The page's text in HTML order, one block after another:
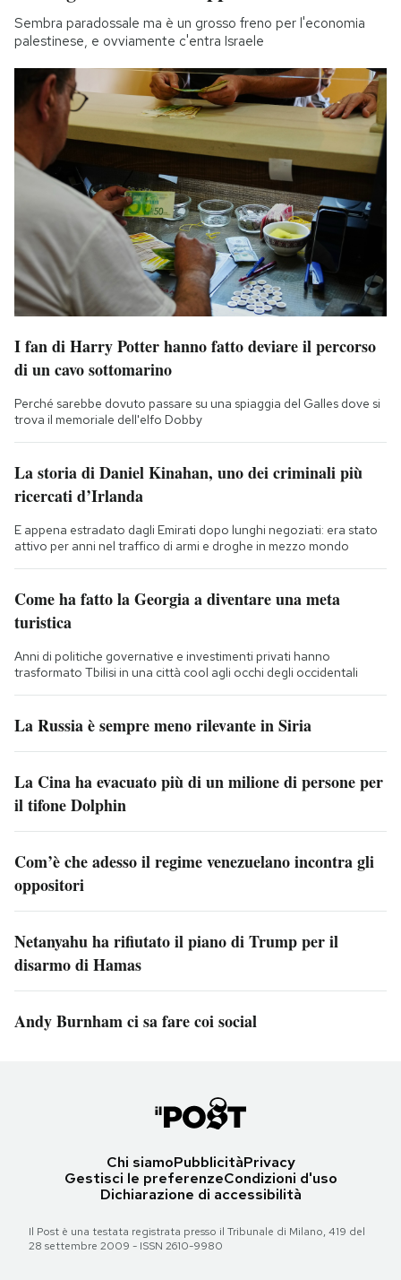
Sembra paradossale ma è un grosso freno per l'economia
palestinese, e ovviamente c'entra Israele
I fan di Harry Potter hanno fatto deviare il percorso
di un cavo sottomarino
Perché sarebbe dovuto passare su una spiaggia del Galles dove si
trova il memoriale dell'elfo Dobby
La storia di Daniel Kinahan, uno dei criminali più
ricercati d’Irlanda
E appena estradato dagli Emirati dopo lunghi negoziati: era stato
attivo per anni nel traffico di armi e droghe in mezzo mondo
Come ha fatto la Georgia a diventare una meta
turistica
Anni di politiche governative e investimenti privati hanno
trasformato Tbilisi in una città cool agli occhi degli occidentali
La Russia è sempre meno rilevante in Siria
La Cina ha evacuato più di un milione di persone per
il tifone Dolphin
Com’è che adesso il regime venezuelano incontra gli
oppositori
Netanyahu ha rifiutato il piano di Trump per il
disarmo di Hamas
Andy Burnham ci sa fare coi social
Chi siamoPubblicitàPrivacy
Gestisci le preferenzeCondizioni d'uso
Dichiarazione di accessibilità
Il Post è una testata registrata presso il Tribunale di Milano, 419 del
28 settembre 2009 - ISSN 2610-9980